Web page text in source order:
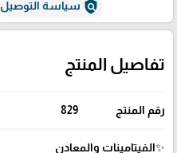
policy سياسة التوصيل
تفاصيل المنتج
رقم المنتج 829
✨الفيتامينات والمعادن